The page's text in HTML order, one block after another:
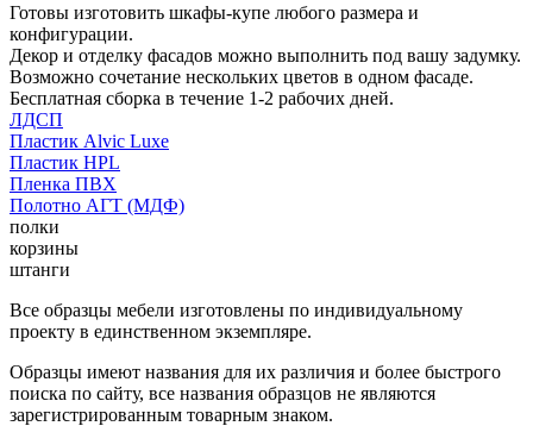
Готовы изготовить шкафы-купе любого размера и
конфигурации.
Декор и отделку фасадов можно выполнить под вашу задумку.
Возможно сочетание нескольких цветов в одном фасаде.
Бесплатная сборка в течение 1-2 рабочих дней.
ЛДСП
Пластик Alvic Luxe
Пластик HPL
Пленка ПВХ
Полотно АГТ (МДФ)
полки
корзины
штанги
Все образцы мебели изготовлены по индивидуальному
проекту в единственном экземпляре.
Образцы имеют названия для их различия и более быстрого
поиска по сайту, все названия образцов не являются
зарегистрированным товарным знаком.